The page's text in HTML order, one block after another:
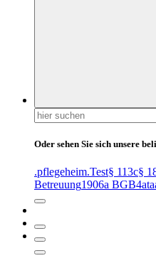
Suchen
nach:
Oder sehen Sie sich unsere
.pflegeheim.Test§ 113c§
Betreuung1906a BGB4at